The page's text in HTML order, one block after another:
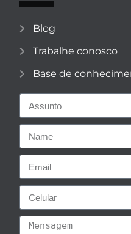
Blog
Trabalhe conosco
Base de